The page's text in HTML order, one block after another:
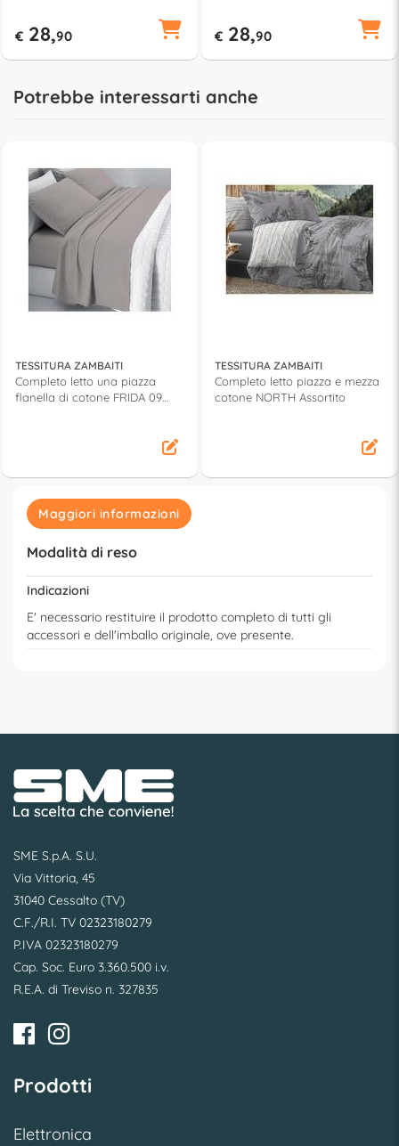
€ 28,90 € 28,90
Potrebbe interessarti anche
TESSITURA ZAMBAITI
Completo letto una piazza
flanella di cotone FRIDA 09
TESSITURA ZAMBAITI
Completo letto piazza e mezza
cotone NORTH Assortito
Maggiori informazioni
Modalità di reso
Indicazioni
E' necessario restituire il prodotto completo di tutti gli
accessori e dell'imballo originale, ove presente.
SME S.p.A. S.U.
Via Vittoria, 45
31040 Cessalto (TV)
C.F./R.I. TV 02323180279
P.IVA 02323180279
Cap. Soc. Euro 3.360.500 i.v.
R.E.A. di Treviso n. 327835
Prodotti
Elettronica